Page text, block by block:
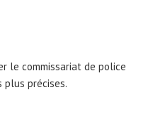
le commissariat de police
précises.